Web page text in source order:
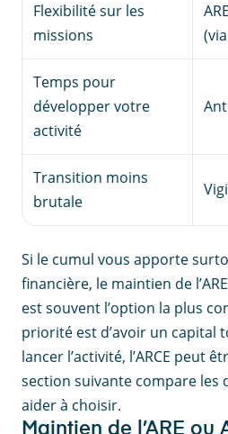
Flexibilité sur les
missions
Temps pour
développer votre
activité
Transition moins
brutale
Si le cumul vous apporte
financière, le maintien de
est souvent l’option la plus
priorité est d’avoir un capital
lancer l’activité, l’ARCE peut
section suivante compare les
aider à choisir.
Maintien de l’ARE ou